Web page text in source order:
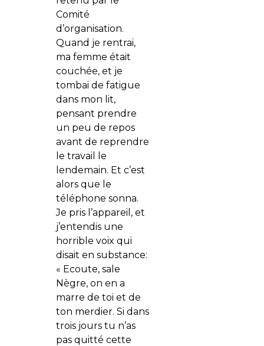
Comité
d’organisation.
Quand je rentrai,
ma femme était
couchée, et je
tombai de fatigue
dans mon lit,
pensant prendre
un peu de repos
avant de reprendre
le travail le
lendemain. Et c’est
alors que le
téléphone sonna.
Je pris l’appareil, et
j’entendis une
horrible voix qui
disait en substance:
« Ecoute, sale
Nègre, on en a
marre de toi et de
ton merdier. Si dans
trois jours tu n’as
pas quitté cette